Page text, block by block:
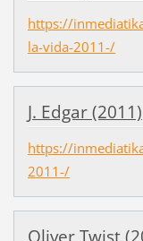
https://
la-vida-2011-/
J. Edgar (2011)
https://
2011-/